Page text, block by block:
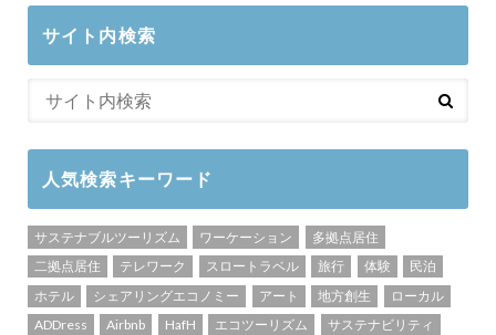
サイト内検索
人気検索キーワード
サステナブルツーリズム ワーケーション
多拠点居住
二拠点居住
テレワーク スロートラベル 旅行 体験
民泊
ホテル
シェアリングエコノミー アート 地方創生
ローカル
ADDress
Airbnb HafH エコツーリズム
サステナビリティ